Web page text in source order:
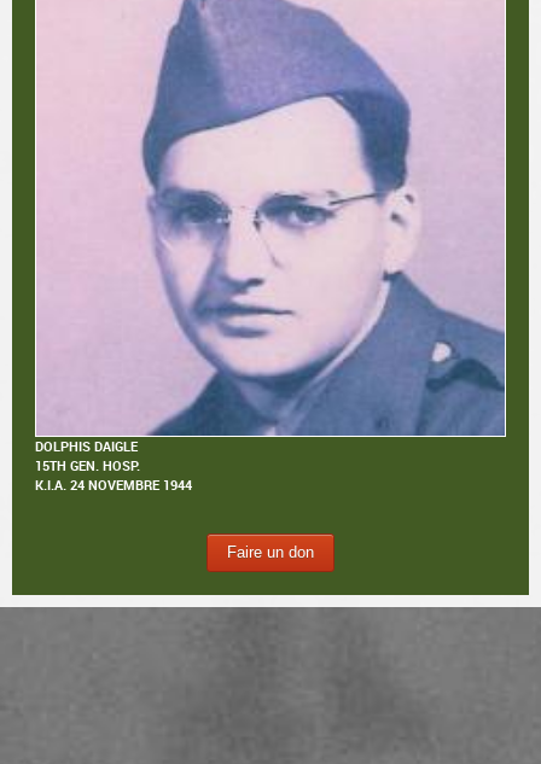
DOLPHIS DAIGLE
15TH GEN. HOSP.
K.I.A. 24 NOVEMBRE 1944
Faire un don